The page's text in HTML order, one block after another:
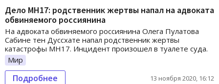
Дело MH17: родственник жертвы напал на адвоката
обвиняемого россиянина
На адвоката обвиняемого россиянина Олега Пулатова
Сабине тен Дуссхате напал родственник жертвы
катастрофы MH17. Инцидент произошел в туалете суда.
Мир
Подробнее 13 ноября 2020, 16:12